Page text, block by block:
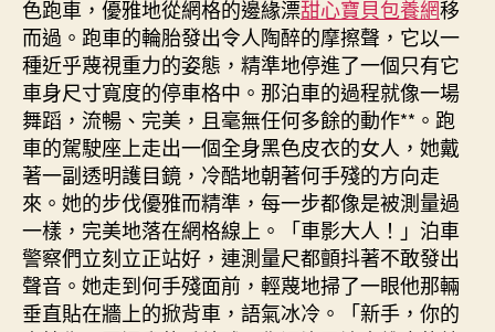
色跑車，優雅地從網格的邊緣漂甜心寶貝包養網移
而過。跑車的輪胎發出令人陶醉的摩擦聲，它以一
種近乎蔑視重力的姿態，精準地停進了一個只有它
車身尺寸寬度的停車格中。那泊車的過程就像一場
舞蹈，流暢、完美，且毫無任何多餘的動作**。跑
車的駕駛座上走出一個全身黑色皮衣的女人，她戴
著一副透明護目鏡，冷酷地朝著何手殘的方向走
來。她的步伐優雅而精準，每一步都像是被測量過
一樣，完美地落在網格線上。「車影大人！」泊車
警察們立刻立正站好，連測量尺都顫抖著不敢發出
聲音。她走到何手殘面前，輕蔑地掃了一眼他那輛
垂直貼在牆上的掀背車，語氣冰冷。「新手，你的